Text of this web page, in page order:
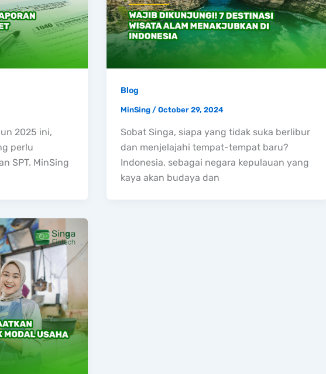
2025 ini,
perlu
SPT. MinSing
Blog
MinSing / October 29, 2024
Sobat Singa, siapa yang tidak suka berlibur
dan menjelajahi tempat-tempat baru?
Indonesia, sebagai negara kepulauan yang
kaya akan budaya dan